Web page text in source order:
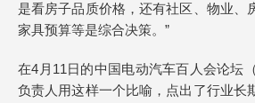
是看房子品质价格，还有社区、物业、
家具预算等是综合决策。”
在4月11日的中国电动汽车百人会论坛
负责人用这样一个比喻，点出了行业长